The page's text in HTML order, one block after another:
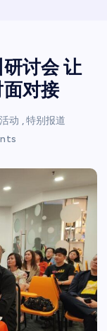
研讨会 让
对接
动 ,特别报道